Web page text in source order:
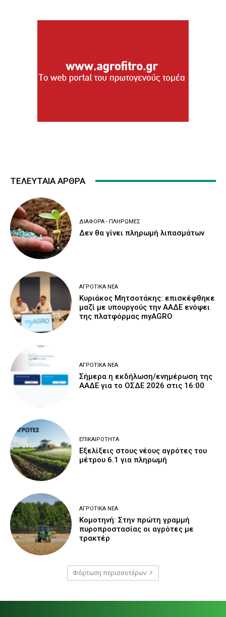
ΤΕΛΕΥΤΑΙΑ ΑΡΘΡΑ
ΔΙΆΦΟΡΑ - ΠΛΗΡΩΜΈΣ
Δεν θα γίνει πληρωμή λιπασμάτων
ΑΓΡΟΤΙΚΆ ΝΈΑ
Κυριάκος Μητσοτάκης: επισκέφθηκε
μαζί με υπουργούς την ΑΑΔΕ ενόψει
της πλατφόρμας myAGRO
ΑΓΡΟΤΙΚΆ ΝΈΑ
Σήμερα η εκδήλωση/ενημέρωση της
ΑΑΔΕ για το ΟΣΔΕ 2026 στις 16:00
ΕΠΙΚΑΙΡΌΤΗΤΑ
Εξελίξεις στους νέους αγρότες του
μέτρου 6.1 για πληρωμή
ΑΓΡΟΤΙΚΆ ΝΈΑ
Κομοτηνή: Στην πρώτη γραμμή
πυροπροστασίας οι αγρότες με
τρακτέρ
Φόρτωση περισσοτέρων